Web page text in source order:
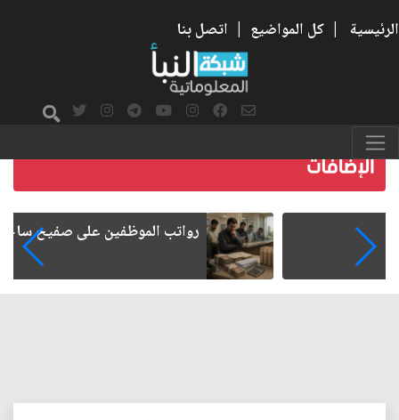
الرئيسية | كل المواضيع | اتصل بنا
رواتب الموظفين على صفيح ساخن